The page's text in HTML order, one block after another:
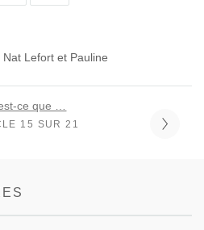
Lefort et Pauline
ce que …
15 SUR 21